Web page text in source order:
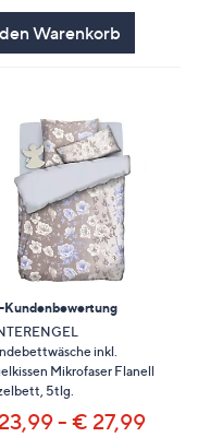
Warenkorb
Kundenbewertung
inkl.
Mikrofaser Flanell
5tlg.
- € 27,99